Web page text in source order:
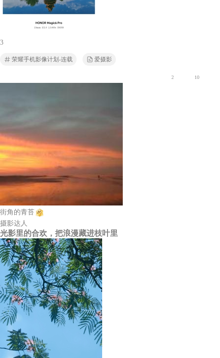
3
荣耀手机影像计划-连载 爱摄影
2 10
街角的青苔
摄影达人
光影里的合欢，把浪漫藏进枝叶里